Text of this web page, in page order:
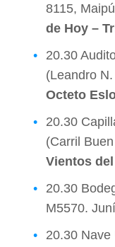
8115,
de Hoy –
20.30
(Leandro
Octeto
20.30
(Carril
Vientos
20.30
M5570.
20.30